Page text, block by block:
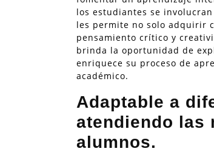
los estudiantes se
les permite no solo adquirir
pensamiento crítico y
brinda la oportunidad de
enriquece su proceso de
académico.
Adaptable a
atendiendo las
alumnos.